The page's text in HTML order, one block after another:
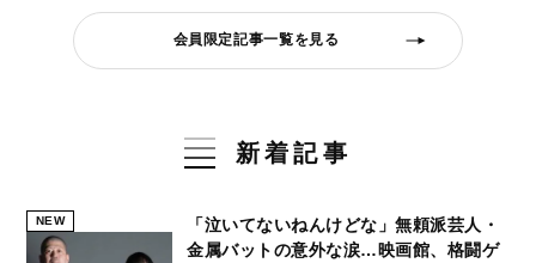
会員限定記事一覧を見る
新着記事
NEW
「泣いてないねんけどな」無頼派芸人・
金属バットの意外な涙…映画館、格闘ゲ